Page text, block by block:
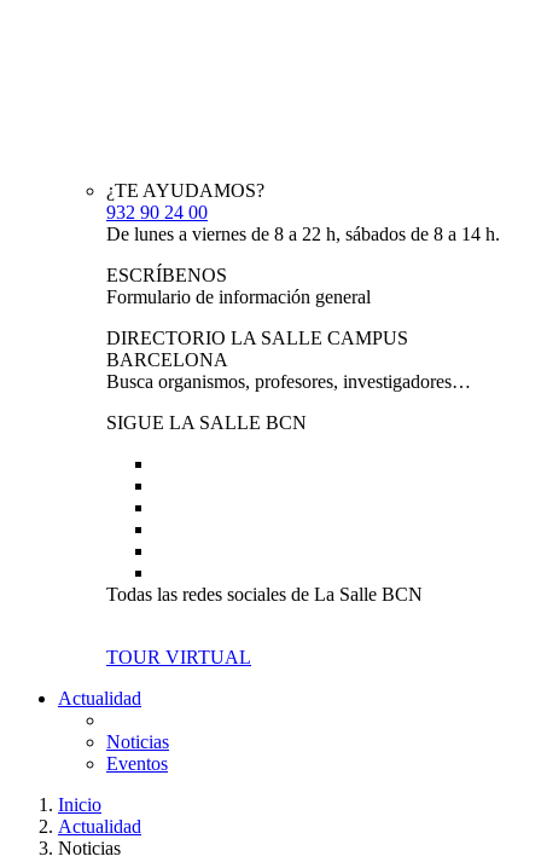
¿TE AYUDAMOS?
932 90 24 00
De lunes a viernes de 8 a 22 h, sábados de 8 a 14 h.
ESCRÍBENOS
Formulario de información general
DIRECTORIO LA SALLE CAMPUS
BARCELONA
Busca organismos, profesores, investigadores…
SIGUE LA SALLE BCN
Todas las redes sociales de La Salle BCN
TOUR VIRTUAL
Actualidad
Noticias
Eventos
Inicio
Actualidad
Noticias